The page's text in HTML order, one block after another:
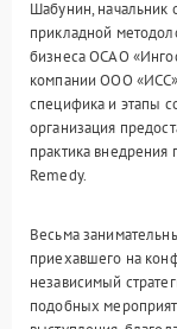
Шабунин, начальник
прикладной
бизнеса ОСАО
компании ООО
специфика и этапы
организация
практика внедрения
Remedy.
Весьма
приехавшего на
независимый
подобных